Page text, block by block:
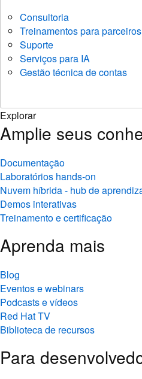
Consultoria
Treinamentos para parceiros
Suporte
Serviços para IA
Gestão técnica de contas
Explorar
Amplie seus
Documentação
Laboratórios hands-on
Nuvem híbrida - hub de
Demos interativas
Treinamento e certificação
Aprenda mais
Blog
Eventos e webinars
Podcasts e vídeos
Red Hat TV
Biblioteca de recursos
Para